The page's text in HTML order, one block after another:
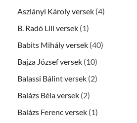
Aszlányi Károly versek (4)
B. Radó Lili versek (1)
Babits Mihály versek (40)
Bajza József versek (10)
Balassi Bálint versek (2)
Balázs Béla versek (2)
Balázs Ferenc versek (1)